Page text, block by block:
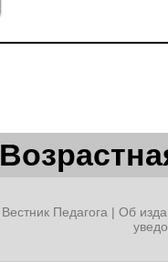
Вестник Педагога | Об